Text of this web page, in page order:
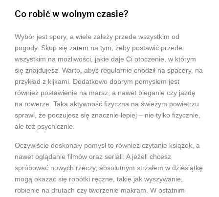
Co robić w wolnym czasie?
Wybór jest spory, a wiele zależy przede wszystkim od
pogody. Skup się zatem na tym, żeby postawić przede
wszystkim na możliwości, jakie daje Ci otoczenie, w którym
się znajdujesz. Warto, abyś regularnie chodził na spacery, na
przykład z kijkami. Dodatkowo dobrym pomysłem jest
również postawienie na marsz, a nawet bieganie czy jazdę
na rowerze. Taka aktywność fizyczna na świeżym powietrzu
sprawi, że poczujesz się znacznie lepiej – nie tylko fizycznie,
ale też psychicznie.
Oczywiście doskonały pomysł to również czytanie książek, a
nawet oglądanie filmów oraz seriali. A jeżeli chcesz
spróbować nowych rzeczy, absolutnym strzałem w dziesiątkę
mogą okazać się robótki ręczne, takie jak wyszywanie,
robienie na drutach czy tworzenie makram. W ostatnim